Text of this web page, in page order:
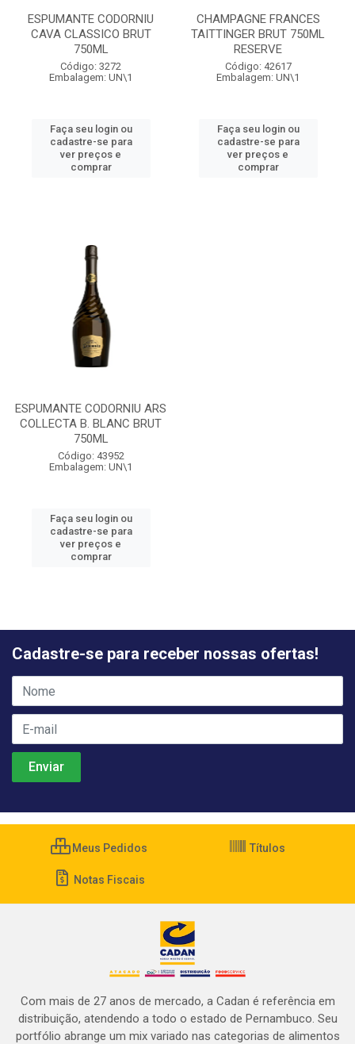
ESPUMANTE CODORNIU
CAVA CLASSICO BRUT
750ML
Código: 3272
Embalagem: UN\1
Faça seu login ou
cadastre-se para
ver preços e
comprar
CHAMPAGNE FRANCES
TAITTINGER BRUT 750ML
RESERVE
Código: 42617
Embalagem: UN\1
Faça seu login ou
cadastre-se para
ver preços e
comprar
ESPUMANTE CODORNIU ARS
COLLECTA B. BLANC BRUT
750ML
Código: 43952
Embalagem: UN\1
Faça seu login ou
cadastre-se para
ver preços e
comprar
Cadastre-se para receber nossas ofertas!
Meus Pedidos Títulos
Notas Fiscais
Com mais de 27 anos de mercado, a Cadan é referência em
distribuição, atendendo a todo o estado de Pernambuco. Seu
portfólio abrange um mix variado nas categorias de alimentos